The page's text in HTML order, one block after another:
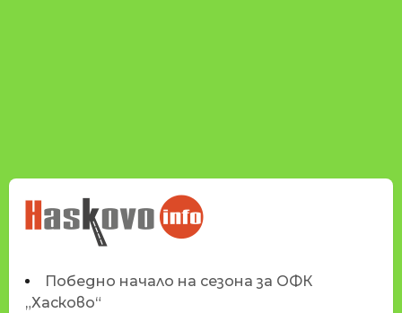
НОВИНИТЕ НА
HASKOVO.INFO
Победно начало на сезона за ОФК
„Хасково“